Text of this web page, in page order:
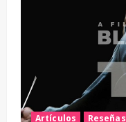
Artículos Reseñas